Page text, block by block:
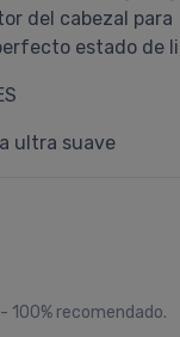
del cabezal para
estado de
ultra suave
100% recomendado.